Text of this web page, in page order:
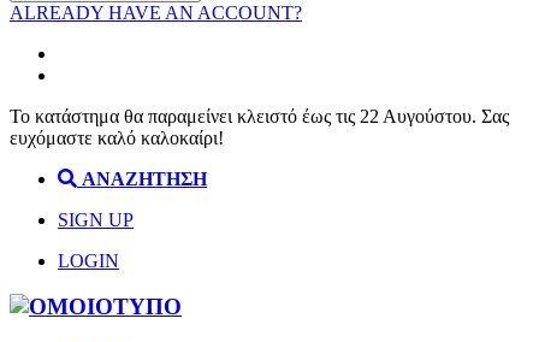
ALREADY HAVE AN ACCOUNT?
Το κατάστημα θα παραμείνει κλειστό έως τις 22 Αυγούστου. Σας
ευχόμαστε καλό καλοκαίρι!
ΑΝΑΖΗΤΗΣΗ
SIGN UP
LOGIN